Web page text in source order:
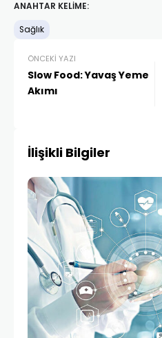
ANAHTAR KELIME:
Sağlık
ÖNCEKI YAZI
Slow Food: Yavaş Yeme
Akımı
İlişikli Bilgiler